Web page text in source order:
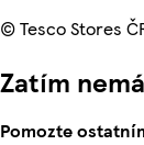
© Tesco Stores
Zatím
Pomozte